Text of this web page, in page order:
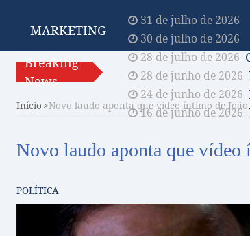
MARKETING
Breaking
News
31 de julho de 2026
30 de julho de 2026
28 de julho de 2026
28 de junho de 2026
24 de junho de 2026
16 de junho de 2026
Início Novo laudo aponta que vídeo íntimo de
Novo laudo aponta que
POLÍTICA